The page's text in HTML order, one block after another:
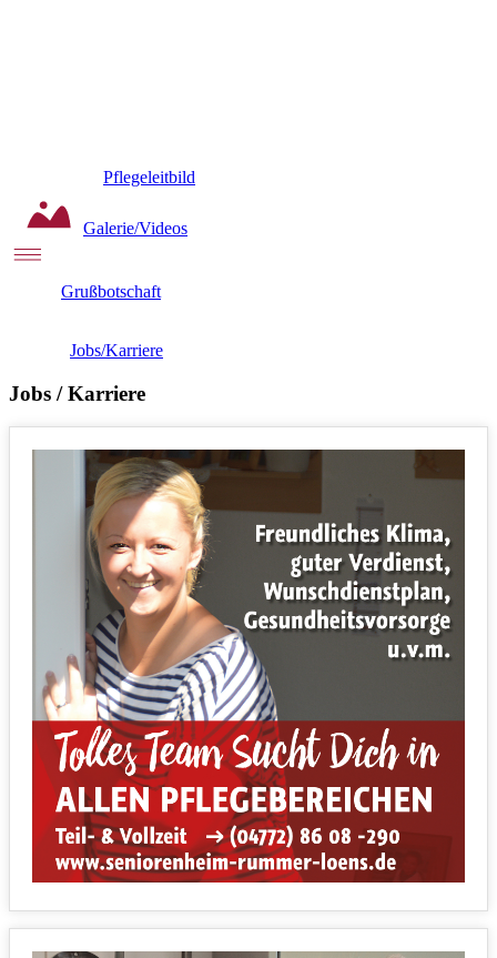
Pflegeleitbild
Galerie/Videos
Grußbotschaft
Jobs/Karriere
Jobs / Karriere